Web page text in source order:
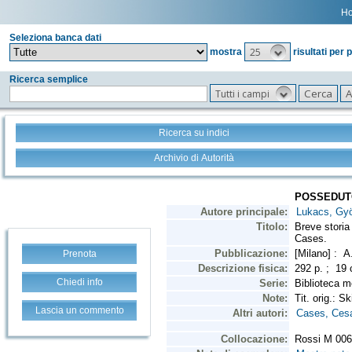
Seleziona banca dati
mostra
25 risultati per
Ricerca semplice
Tutti i campi
Ricerca su indici
Archivio di Autorità
Prenota
Chiedi info
Lascia un commento